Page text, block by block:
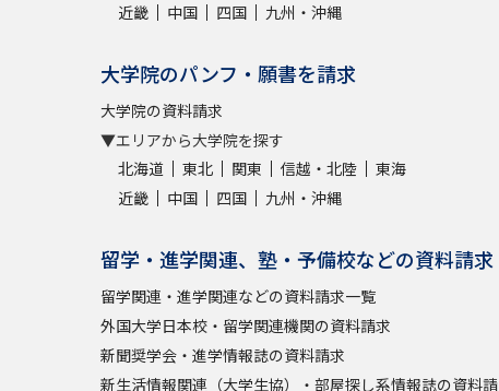
近畿
中国 四国 九州・沖縄
大学院のパンフ・願書を請求
大学院の資料請求
▼エリアから大学院を探す
北海道
東北 関東 信越・北陸
東海
近畿
中国 四国 九州・沖縄
留学・進学関連、塾・予備校などの資料請求
留学関連・進学関連などの資料請求一覧
外国大学日本校・留学関連機関の資料請求
新聞奨学会・進学情報誌の資料請求
新生活情報関連（大学生協）・部屋探し系情報誌の資料請